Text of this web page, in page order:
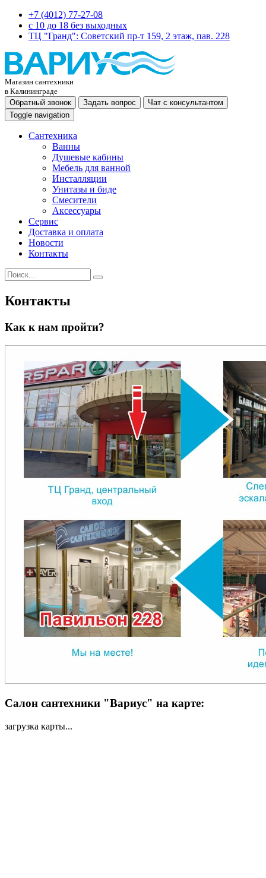
+7 (4012) 77-27-08
c 10 до 18 без выходных
ТЦ "Гранд": Советский пр-т 159, 2 этаж, пав. 228
Магазин сантехники
в Калининграде
Обратный звонок
Задать вопрос
Чат с консультантом
Toggle navigation
Сантехника
Ванны
Душевые кабины
Мебель для ванной
Инсталляции
Унитазы и биде
Смесители
Аксессуары
Сервис
Доставка и оплата
Новости
Контакты
Контакты
Как к нам пройти?
Салон сантехники "Вариус" на карте:
загрузка карты...